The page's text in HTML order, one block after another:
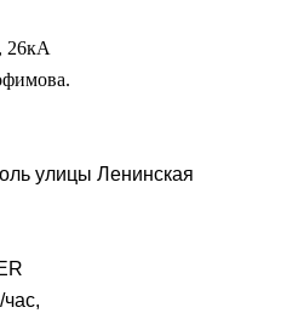
26кА
улицы Ленинская